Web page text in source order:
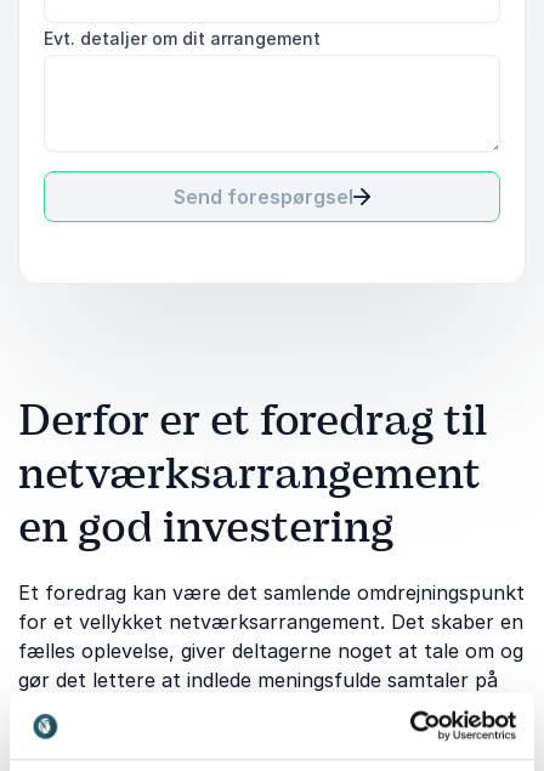
Evt. detaljer om dit arrangement
Send forespørgsel
Derfor er et foredrag til
netværksarrangement
en god investering
Et foredrag kan være det samlende omdrejningspunkt
for et vellykket netværksarrangement. Det skaber en
fælles oplevelse, giver deltagerne noget at tale om og
gør det lettere at indlede meningsfulde samtaler på
tværs af relationer og faglige baggrunde. Når
indholdet rammer rigtigt så fungerer foredraget som